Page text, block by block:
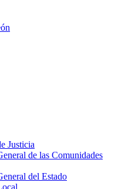
Justicia
de las Comunidades
del Estado